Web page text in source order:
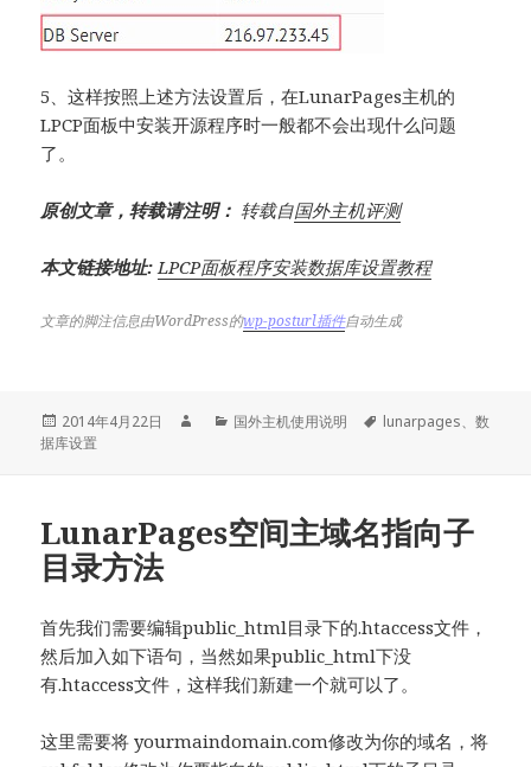
5、这样按照上述方法设置后，在LunarPages主机的
LPCP面板中安装开源程序时一般都不会出现什么问题
了。
原创文章，转载请注明： 转载自国外主机评测
本文链接地址: LPCP面板程序安装数据库设置教程
文章的脚注信息由WordPress的wp-posturl插件自动生成
发
布
2014年4月22日
分
国外主机使用说明
标
lunarpages、数
据库设置
LunarPages空间主域名指向子
目录方法
首先我们需要编辑public_html目录下的.htaccess文件，
然后加入如下语句，当然如果public_html下没
有.htaccess文件，这样我们新建一个就可以了。
这里需要将 yourmaindomain.com修改为你的域名，将